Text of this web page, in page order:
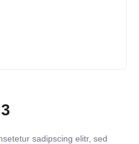
sadipscing elitr, sed